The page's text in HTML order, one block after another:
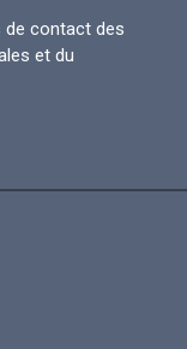
contact des
et du